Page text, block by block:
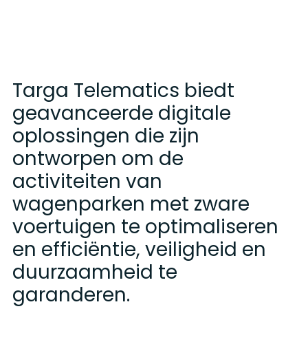
Targa Telematics biedt
geavanceerde digitale
oplossingen die zijn
ontworpen om de
activiteiten van
wagenparken met zware
voertuigen te optimaliseren
en efficiëntie, veiligheid en
duurzaamheid te
garanderen.